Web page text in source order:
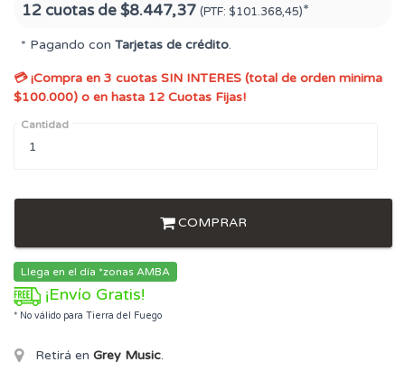
12 cuotas de$8.447,37 (PTF: $101.368,45)*
* Pagando con Tarjetas de crédito.
💳 ¡Compra en 3 cuotas SIN INTERES (total de orden minima
$100.000) o en hasta 12 Cuotas Fijas!
Cantidad
COMPRAR
Llega en el día *zonas AMBA
¡Envío Gratis!
* No válido para Tierra del Fuego
Retirá en Grey Music.